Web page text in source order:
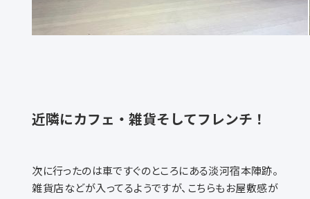
近隣にカフェ・雑貨そしてフレンチ！
次に行ったのは車ですぐのところにある淡河宿本陣跡。
雑貨店などが入ってるようですが、こちらもお屋敷感が